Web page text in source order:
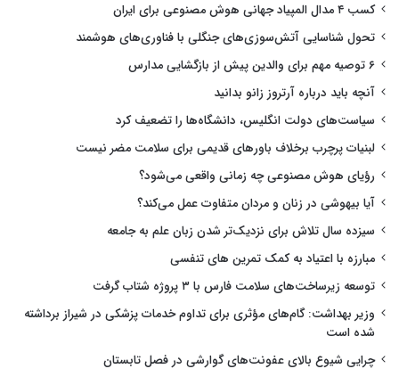
کسب ۴ مدال المپیاد جهانی هوش مصنوعی برای ایران
تحول شناسایی آتش‌سوزی‌های جنگلی با فناوری‌های هوشمند
۶ توصیه مهم برای والدین پیش از بازگشایی مدارس
آنچه باید درباره آرتروز زانو بدانید
سیاست‌های دولت انگلیس، دانشگاه‌ها را تضعیف کرد
لبنیات پرچرب برخلاف باورهای قدیمی برای سلامت مضر نیست
رؤیای هوش مصنوعی چه زمانی واقعی می‌شود؟
آیا بیهوشی در زنان و مردان متفاوت عمل می‌کند؟
سیزده سال تلاش برای نزدیک‌تر شدن زبان علم به جامعه
مبارزه با اعتیاد به کمک تمرین های تنفسی
توسعه زیرساخت‌های سلامت فارس با ۳ پروژه شتاب گرفت
وزیر بهداشت: گام‌های مؤثری برای تداوم خدمات پزشکی در شیراز برداشته
شده است
چرایی شیوع بالای عفونت‌های گوارشی در فصل تابستان